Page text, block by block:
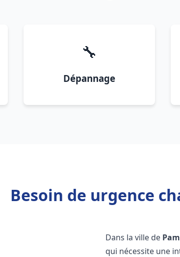
🔧
Dépannage
Besoin de urgence
Dans la ville de
qui nécessite une